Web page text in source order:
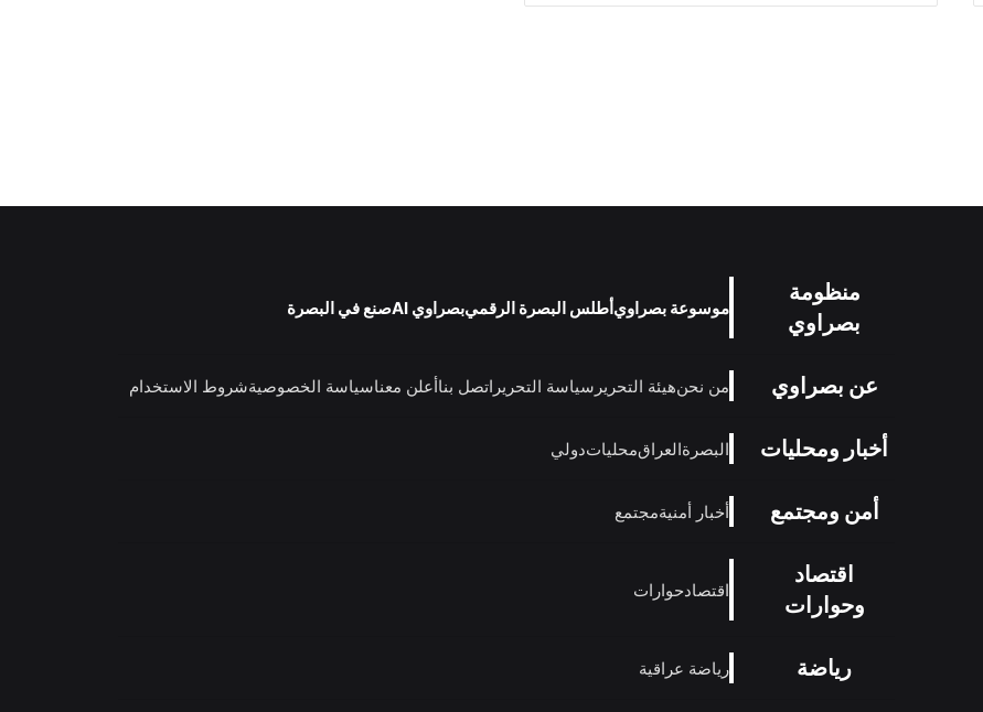
منظومة
بصراوي
موسوعة بصراويأطلس البصرة الرقميبصراوي AI صنع في البصرة
عن بصراوي من نحنهيئة التحرير سياسة التحرير اتصل بناأعلن معناسياسة الخصوصيةشروط الاستخدام
أخبار ومحليات البصرةالعراقمحلياتدولي
أمن ومجتمع أخبار أمنيةمجتمع
اقتصاد
وحوارات
اقتصادحوارات
رياضة رياضة عراقية